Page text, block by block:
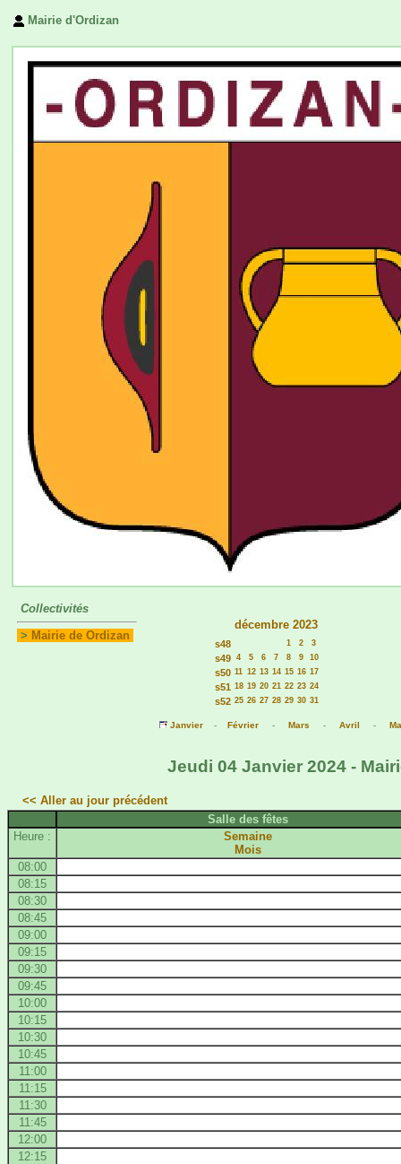
Mairie d'Ordizan
Collectivités
> Mairie de Ordizan
décembre 2023
s48 1 2 3
s49 4 5 6 7 8 9 10
s50 11 12 13 14 15 16 17
s51 18 19 20 21 22 23 24
s52 25 26 27 28 29 30 31
Janvier - Février - Mars - Avril -
Jeudi 04 Janvier 2024 -
<< Aller au jour précédent
Salle des fêtes
Heure :
Semaine
Mois
08:00
08:15
08:30
08:45
09:00
09:15
09:30
09:45
10:00
10:15
10:30
10:45
11:00
11:15
11:30
11:45
12:00
12:15